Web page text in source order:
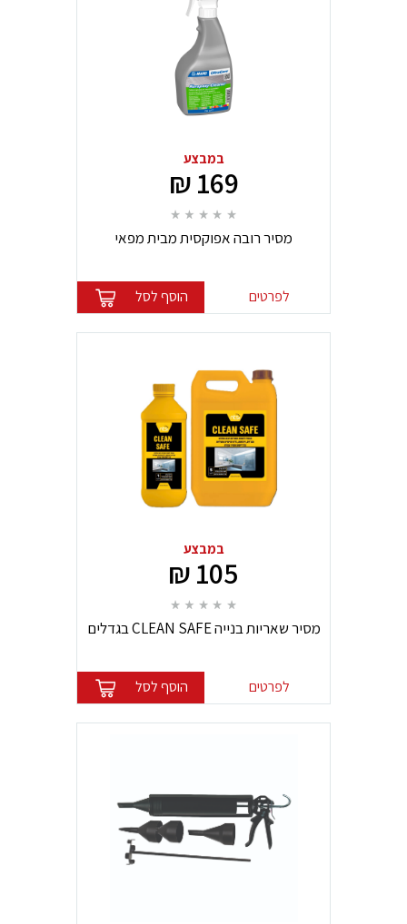
במבצע
169 ₪
מסיר רובה אפוקסית מבית מפאי
לפרטים הוסף לסל
במבצע
105 ₪
מסיר שאריות בנייה CLEAN SAFE בגדלים
לפרטים הוסף לסל